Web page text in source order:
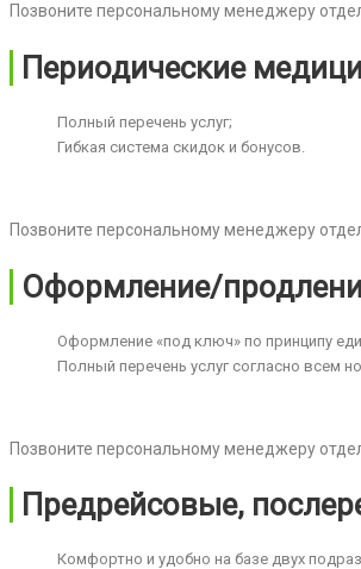
Позвоните персональному менеджеру
Периодические
Полный перечень услуг;
Гибкая система скидок и бонусов.
Позвоните персональному менеджеру
Оформление/
Оформление «под ключ» по принципу
Полный перечень услуг согласно всем
Позвоните персональному менеджеру
Предрейсовые,
Комфортно и удобно на базе двух